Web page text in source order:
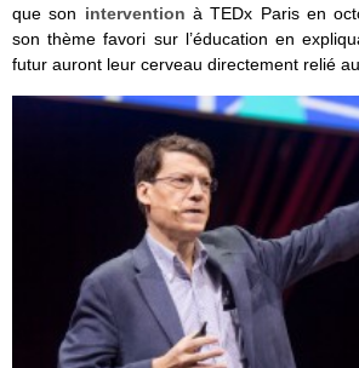
que son intervention à TEDx Paris en
son thème favori sur l’éducation en
futur auront leur cerveau directement relié